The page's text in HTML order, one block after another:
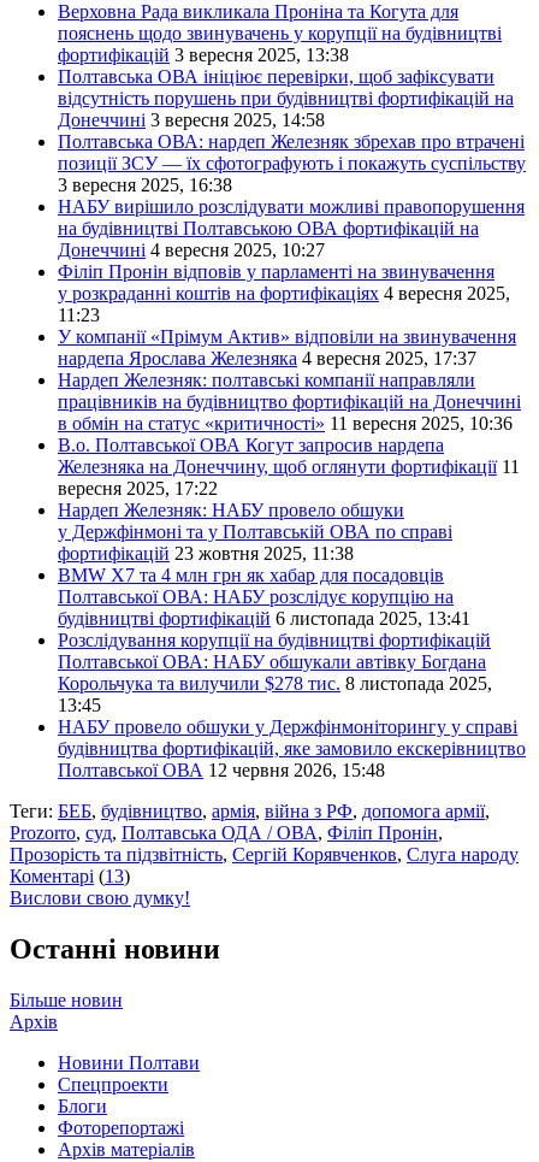
Верховна Рада викликала Проніна та Когута для
пояснень щодо звинувачень у корупції на будівництві
фортифікацій 3 вересня 2025, 13:38
Полтавська ОВА ініціює перевірки, щоб зафіксувати
відсутність порушень при будівництві фортифікацій на
Донеччині 3 вересня 2025, 14:58
Полтавська ОВА: нардеп Железняк збрехав про втрачені
позиції ЗСУ — їх сфотографують і покажуть суспільству
3 вересня 2025, 16:38
НАБУ вирішило розслідувати можливі правопорушення
на будівництві Полтавською ОВА фортифікацій на
Донеччині 4 вересня 2025, 10:27
Філіп Пронін відповів у парламенті на звинувачення
у розкраданні коштів на фортифікаціях 4 вересня 2025,
11:23
У компанії «Прімум Актив» відповіли на звинувачення
нардепа Ярослава Железняка 4 вересня 2025, 17:37
Нардеп Железняк: полтавські компанії направляли
працівників на будівництво фортифікацій на Донеччині
в обмін на статус «критичності» 11 вересня 2025, 10:36
В.о. Полтавської ОВА Когут запросив нардепа
Железняка на Донеччину, щоб оглянути фортифікації 11
вересня 2025, 17:22
Нардеп Железняк: НАБУ провело обшуки
у Держфінмоні та у Полтавській ОВА по справі
фортифікацій 23 жовтня 2025, 11:38
BMW X7 та 4 млн грн як хабар для посадовців
Полтавської ОВА: НАБУ розслідує корупцію на
будівництві фортифікацій 6 листопада 2025, 13:41
Розслідування корупції на будівництві фортифікацій
Полтавської ОВА: НАБУ обшукали автівку Богдана
Корольчука та вилучили $278 тис. 8 листопада 2025,
13:45
НАБУ провело обшуки у Держфінмоніторингу у справі
будівництва фортифікацій, яке замовило екскерівництво
Полтавської ОВА 12 червня 2026, 15:48
Теги: БЕБ, будівництво, армія, війна з РФ, допомога армії,
Prozorro, суд, Полтавська ОДА / ОВА, Філіп Пронін,
Прозорість та підзвітність, Сергій Корявченков, Слуга народу
Коментарі (13)
Вислови свою думку!
Останні новини
Більше новин
Архів
Новини Полтави
Спецпроекти
Блоги
Фоторепортажі
Архів матеріалів